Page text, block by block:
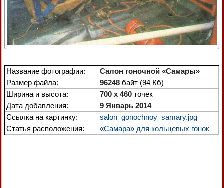
Название фотографии:
Салон гоночной «Самары»
Размер файла:
96248 байт (94 Кб)
Ширина и высота:
700 x 460 точек
Дата добавления:
9 Январь 2014
Ссылка на картинку:
salon_gonochnoy_samary.jpg
Статья расположения:
«Самара» для кольцевых гонок